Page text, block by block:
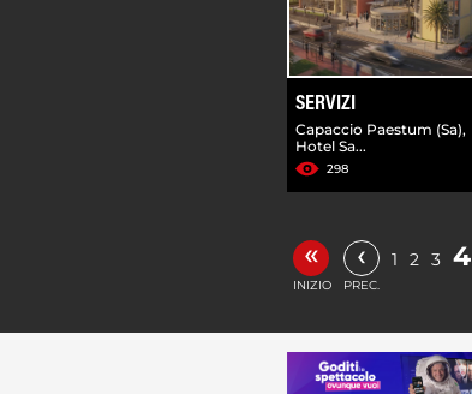
SERVIZI
Capaccio Paestum (Sa),
Hotel Sa...
298
«
INIZIO
‹
PREC.
1 2 3 4